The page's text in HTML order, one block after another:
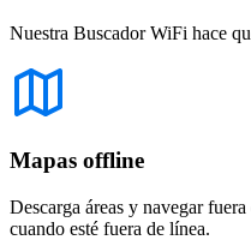
Nuestra Buscador WiFi hace
Mapas offline
Descarga áreas y navegar
cuando esté fuera de línea.